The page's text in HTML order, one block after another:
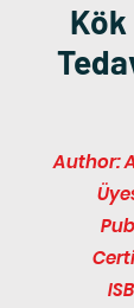
Author: